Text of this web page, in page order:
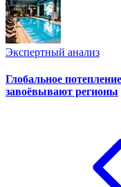
Экспертный анализ
Глобальное
завоёвывают регионы